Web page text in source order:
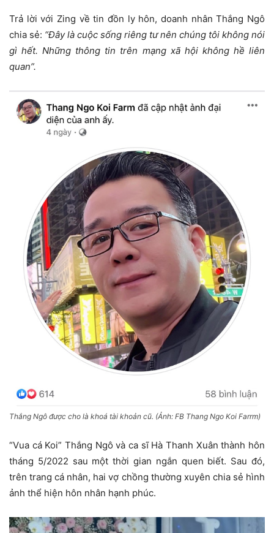
Trả lời với Zing về tin đồn ly hôn, doanh nhân Thắng Ngô
chia sẻ: “Đây là cuộc sống riêng tư nên chúng tôi không nói
gì hết. Những thông tin trên mạng xã hội không hề liên
quan”.
Thắng Ngô được cho là khoá tài khoản cũ. (Ảnh: FB Thang Ngo Koi Farrm)
“Vua cá Koi” Thắng Ngô và ca sĩ Hà Thanh Xuân thành hôn
tháng 5/2022 sau một thời gian ngắn quen biết. Sau đó,
trên trang cá nhân, hai vợ chồng thường xuyên chia sẻ hình
ảnh thể hiện hôn nhân hạnh phúc.